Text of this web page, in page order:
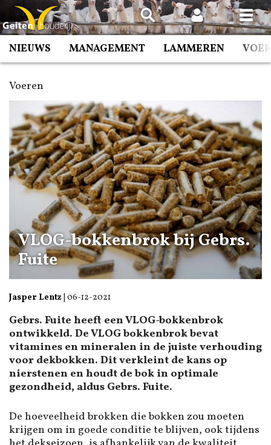
Spring
naar
inhoud
NIEUWS MANAGEMENT LAMMEREN
Voeren
VLOG-bokkenbrok bij Gebrs.
Fuite
Jasper Lentz 06-12-2021
Gebrs. Fuite heeft een VLOG-bokkenbrok
ontwikkeld. De VLOG bokkenbrok bevat
vitamines en mineralen in de juiste verhouding
voor dekbokken. Dit verkleint de kans op
nierstenen en houdt de bok in optimale
gezondheid, aldus Gebrs. Fuite.
De hoeveelheid brokken die bokken zou moeten
krijgen om in goede conditie te blijven, ook tijdens